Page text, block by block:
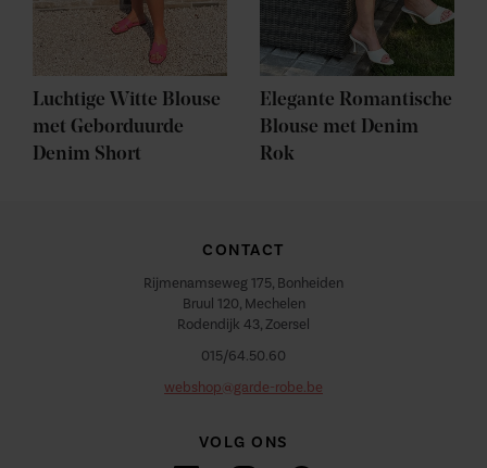
Luchtige Witte Blouse
met Geborduurde
Denim Short
Elegante Romantische
Blouse met Denim
Rok
CONTACT
Rijmenamseweg 175, Bonheiden
Bruul 120, Mechelen
Rodendijk 43, Zoersel
015/64.50.60
webshop@garde-robe.be
VOLG ONS